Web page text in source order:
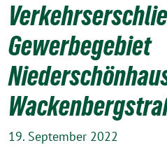
Gewerbegebiet
19. September 2022